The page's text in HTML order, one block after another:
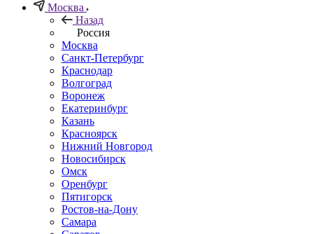
Москва
Назад
Россия
Москва
Санкт-Петербург
Краснодар
Волгоград
Воронеж
Екатеринбург
Казань
Красноярск
Нижний Новгород
Новосибирск
Омск
Оренбург
Пятигорск
Ростов-на-Дону
Самара